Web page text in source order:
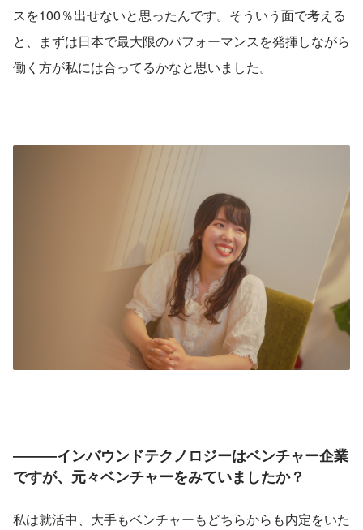
スを100％出せないと思ったんです。そういう面で考える
と、まずは日本で最大限のパフォーマンスを発揮しながら
働く方が私には合ってるかなと思いました。
―――インバウンドテクノロジーはベンチャー企業
ですが、元々ベンチャーをみていましたか？
私は就活中、大手もベンチャーもどちらからも内定をいた